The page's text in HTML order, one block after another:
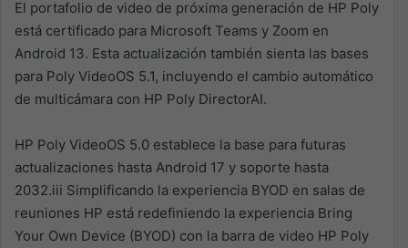
El portafolio de video de próxima generación de HP Poly
está certificado para Microsoft Teams y Zoom en
Android 13. Esta actualización también sienta las bases
para Poly VideoOS 5.1, incluyendo el cambio automático
de multicámara con HP Poly DirectorAI.
HP Poly VideoOS 5.0 establece la base para futuras
actualizaciones hasta Android 17 y soporte hasta
2032.iii Simplificando la experiencia BYOD en salas de
reuniones HP está redefiniendo la experiencia Bring
Your Own Device (BYOD) con la barra de video HP Poly